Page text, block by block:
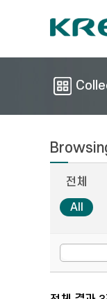
전체
All